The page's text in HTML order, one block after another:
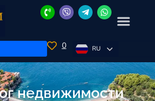
0 RU
недвижимости